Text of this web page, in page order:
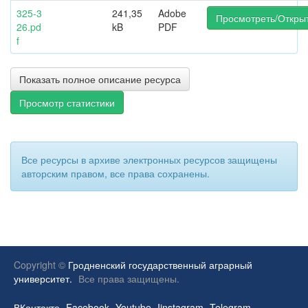
325-3
26.pd
f
241,35
kB
Adobe
PDF
Просмотреть/
Показать полное описание ресурса
Просмотр статистики
Все ресурсы в архиве электронных ресурсов защищены
авторским правом, все права сохранены.
Copyright © Гродненский государственный аграрный
университет. Все права защищены.